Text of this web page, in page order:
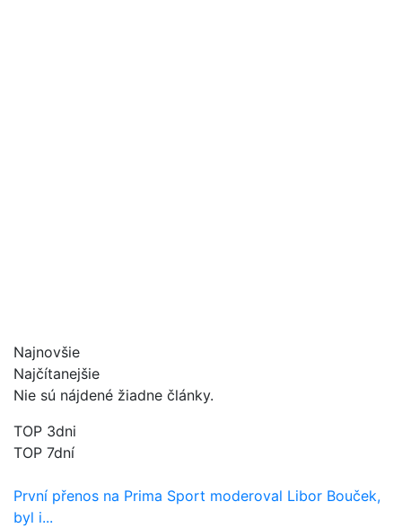
Najnovšie
Najčítanejšie
Nie sú nájdené žiadne články.
TOP 3dni
TOP 7dní
První přenos na Prima Sport moderoval Libor Bouček,
byl i...